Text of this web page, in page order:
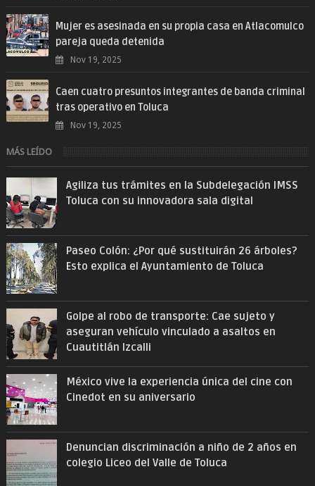
Mujer es asesinada en su propia casa en Atlacomulco
pareja queda detenida
Nov 19, 2025
Caen cuatro presuntos integrantes de banda criminal
tras operativo en Toluca
Nov 19, 2025
MÁS LEÍDO
Agiliza tus trámites en la Subdelegación IMSS
Toluca con su innovadora sala digital
Paseo Colón: ¿Por qué sustituirán 26 árboles?
Esto explica el Ayuntamiento de Toluca
Golpe al robo de transporte: Cae sujeto y
aseguran vehículo vinculado a asaltos en
Cuautitlán Izcalli
México vive la experiencia única del cine con
Cinedot en su aniversario
Denuncian discriminación a niño de 2 años en
colegio Liceo del Valle de Toluca